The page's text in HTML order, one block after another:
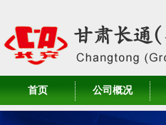
首页 公司概况